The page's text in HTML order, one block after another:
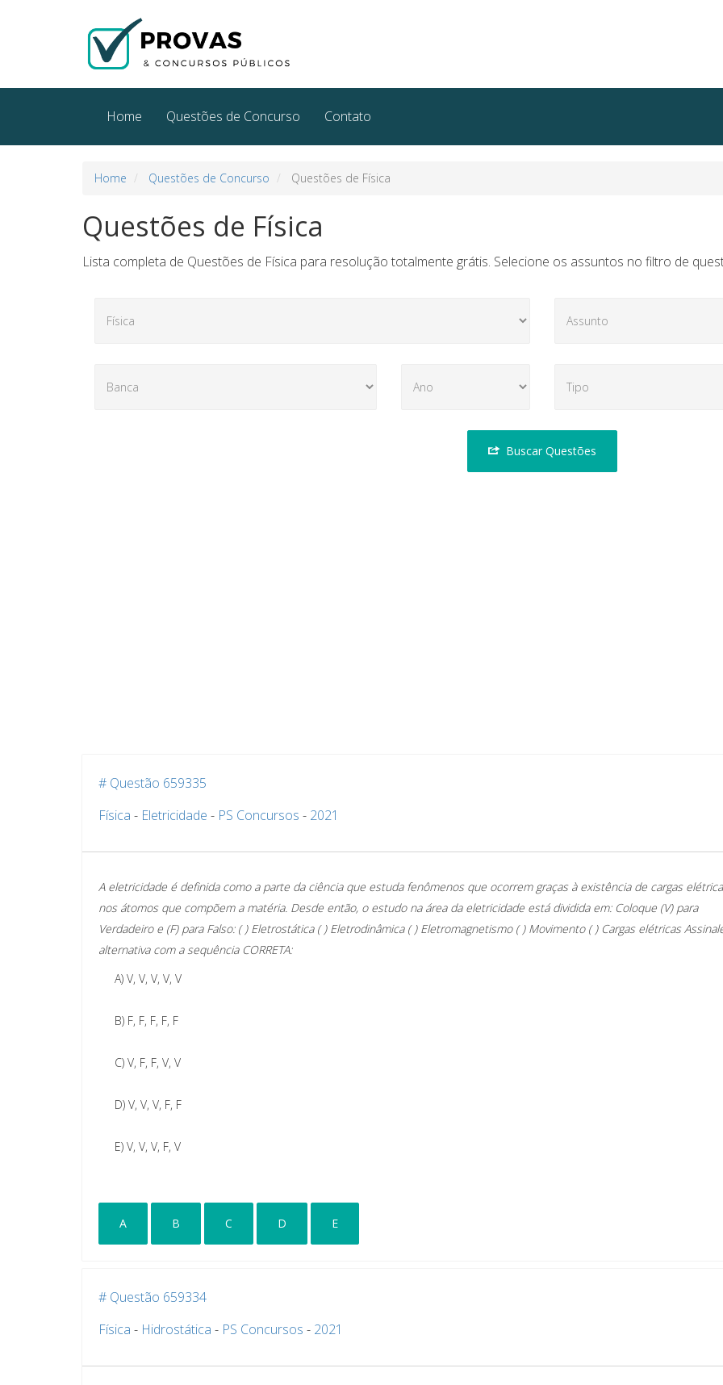
Home Questões de Concurso Contato
Home Questões de Concurso Questões de Física
Questões de Física
Lista completa de Questões de Física para resolução totalmente grátis. Selecione os assuntos no filtro de
Buscar Questões
# Questão 659335
Física - Eletricidade - PS Concursos - 2021
A eletricidade é definida como a parte da ciência que estuda fenômenos que ocorrem graças à existência de cargas
nos átomos que compõem a matéria. Desde então, o estudo na área da eletricidade está dividida em: Coloque (V) para
Verdadeiro e (F) para Falso: ( ) Eletrostática ( ) Eletrodinâmica ( ) Eletromagnetismo ( ) Movimento ( ) Cargas elétricas
alternativa com a sequência CORRETA:
A) V, V, V, V, V
B) F, F, F, F, F
C) V, F, F, V, V
D) V, V, V, F, F
E) V, V, V, F, V
A B C D E
# Questão 659334
Física - Hidrostática - PS Concursos - 2021